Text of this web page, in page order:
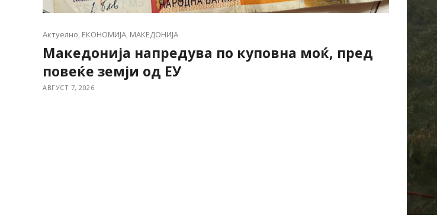
Актуелно, ЕКОНОМИЈА, МАКЕДОНИЈА
Македонија напредува по куповна моќ, пред
повеќе земји од ЕУ
АВГУСТ 7, 2026